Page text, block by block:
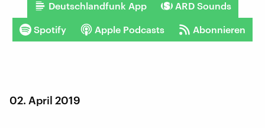
Deutschlandfunk App ARD Sounds
Spotify Apple Podcasts Abonnieren
02. April 2019